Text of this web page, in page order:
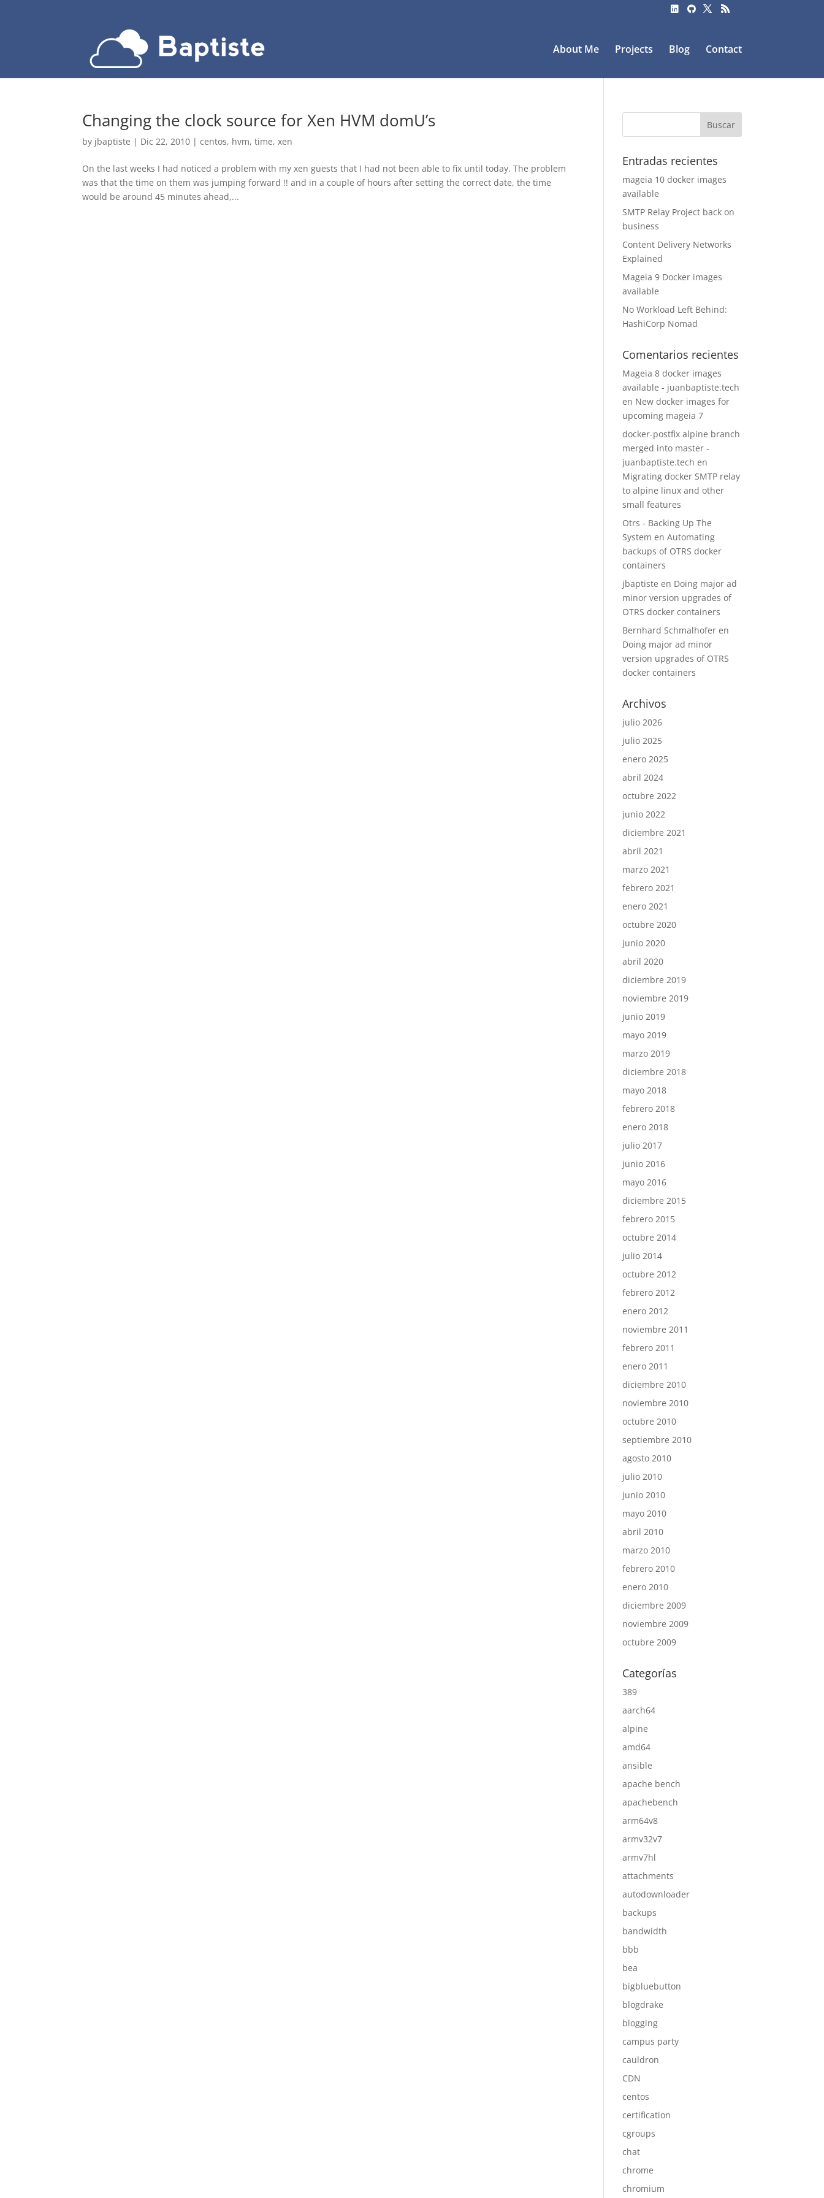
About Me Projects Blog Contact
Changing the clock source for Xen HVM domU’s
by jbaptiste | Dic 22, 2010 |centos, hvm,time,xen
On the last weeks I had noticed a problem with my xen guests that I had not been able to fix until today. The problem
was that the time on them was jumping forward !! and in a couple of hours after setting the correct date, the time
would be around 45 minutes ahead,...
Entradas recientes
mageia 10 docker images
available
SMTP Relay Project back on
business
Content Delivery Networks
Explained
Mageia 9 Docker images
available
No Workload Left Behind:
HashiCorp Nomad
Comentarios recientes
Mageia 8 docker images
available - juanbaptiste.tech
en New docker images for
upcoming mageia 7
docker-postfix alpine branch
merged into master -
juanbaptiste.tech en
Migrating docker SMTP relay
to alpine linux and other
small features
Otrs - Backing Up The
System enAutomating
backups of OTRS docker
containers
jbaptiste en Doing major ad
minor version upgrades of
OTRS docker containers
Bernhard Schmalhofer en
Doing major ad minor
version upgrades of OTRS
docker containers
Archivos
julio 2026
julio 2025
enero 2025
abril 2024
octubre 2022
junio 2022
diciembre 2021
abril 2021
marzo 2021
febrero 2021
enero 2021
octubre 2020
junio 2020
abril 2020
diciembre 2019
noviembre 2019
junio 2019
mayo 2019
marzo 2019
diciembre 2018
mayo 2018
febrero 2018
enero 2018
julio 2017
junio 2016
mayo 2016
diciembre 2015
febrero 2015
octubre 2014
julio 2014
octubre 2012
febrero 2012
enero 2012
noviembre 2011
febrero 2011
enero 2011
diciembre 2010
noviembre 2010
octubre 2010
septiembre 2010
agosto 2010
julio 2010
junio 2010
mayo 2010
abril 2010
marzo 2010
febrero 2010
enero 2010
diciembre 2009
noviembre 2009
octubre 2009
Categorías
389
aarch64
alpine
amd64
ansible
apache bench
apachebench
arm64v8
armv32v7
armv7hl
attachments
autodownloader
backups
bandwidth
bbb
bea
bigbluebutton
blogdrake
blogging
campus party
cauldron
CDN
centos
certification
cgroups
chat
chrome
chromium